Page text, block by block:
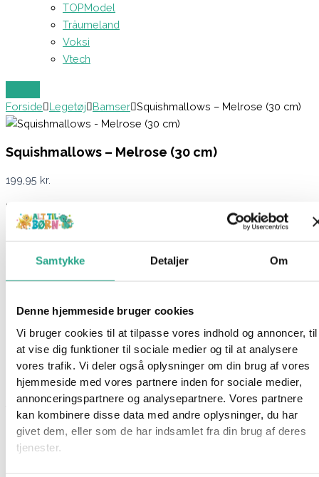
Samtykke Detaljer Om
Denne hjemmeside bruger cookies
Vi bruger cookies til at tilpasse vores indhold og annoncer, til
at vise dig funktioner til sociale medier og til at analysere
vores trafik. Vi deler også oplysninger om din brug af vores
hjemmeside med vores partnere inden for sociale medier,
annonceringspartnere og analysepartnere. Vores partnere
kan kombinere disse data med andre oplysninger, du har
givet dem, eller som de har indsamlet fra din brug af deres
tjenester.
TOPModel
Träumeland
Voksi
Vtech
Forside Legetøj Bamser Squishmallows – Melrose (30 cm)
Squishmallows – Melrose (30 cm)
199,95 kr.
Ikke på lager
Beskrivelse
Spørg om produktet
Det her er Melrose. Melrose er sort og blå kasuar. Hvis du ikke
Guinea. Melrose er super blød og en perfekt kramme-ven.
Squishmallows er en skøn serie af bløde plysdyr, elsket for
deres utroligt bløde og “squishy” tekstur. Disse plyslegetøj fås i
forskellige figurer og størrelser, og de er et stort hit, især
blandt børn og samlere.
Specifikationer